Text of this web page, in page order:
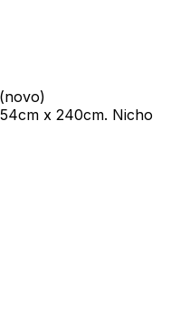
x 240cm. Nicho